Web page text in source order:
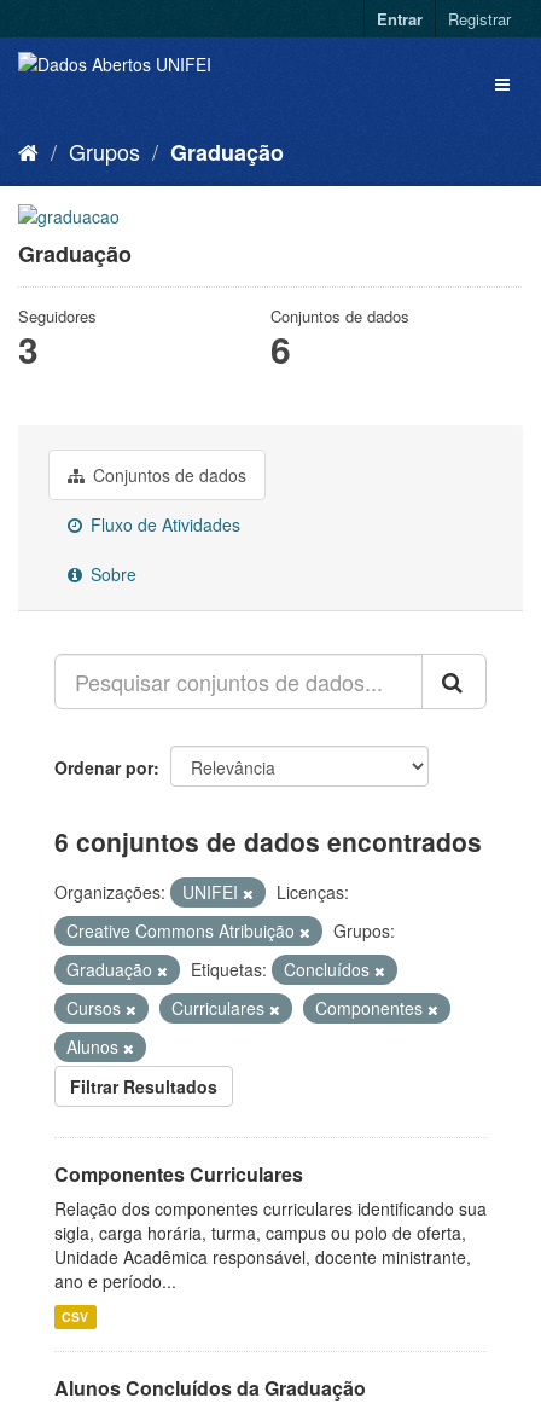
Entrar Registrar
Grupos Graduação
Graduação
Seguidores
3
Conjuntos de dados
6
Conjuntos de dados
Fluxo de Atividades
Sobre
Ordenar por
6 conjuntos de dados encontrados
Organizações: UNIFEI
Licenças:
Creative Commons Atribuição
Grupos:
Graduação
Etiquetas:
Concluídos
Cursos
Curriculares
Componentes
Alunos
Filtrar Resultados
Componentes Curriculares
Relação dos componentes curriculares identificando sua
sigla, carga horária, turma, campus ou polo de oferta,
Unidade Acadêmica responsável, docente ministrante,
ano e período...
CSV
Alunos Concluídos da Graduação